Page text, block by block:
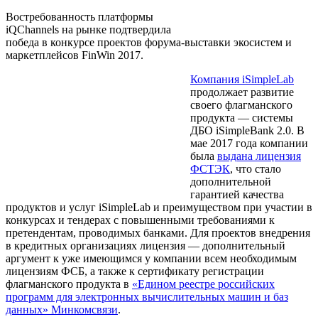
Востребованность платформы
iQChannels на рынке подтвердила
победа в конкурсе проектов форума-выставки экосистем и
маркетплейсов FinWin 2017.
Компания iSimpleLab
продолжает развитие
своего флагманского
продукта — системы
ДБО iSimpleBank 2.0. В
мае 2017 года компании
была выдана лицензия
ФСТЭК, что стало
дополнительной
гарантией качества
продуктов и услуг iSimpleLab и преимуществом при участии в
конкурсах и тендерах с повышенными требованиями к
претендентам, проводимых банками. Для проектов внедрения
в кредитных организациях лицензия — дополнительный
аргумент к уже имеющимся у компании всем необходимым
лицензиям ФСБ, а также к сертификату регистрации
флагманского продукта в «Едином реестре российских
программ для электронных вычислительных машин и баз
данных» Минкомсвязи.